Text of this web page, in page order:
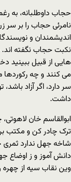
حجاب داوطلبانه، به
نامرئى حجاب را بر سر
اندیشمندان و
نکبت حجاب نگفته
هایى از قبیل ببینید
مى کنند و چه
سر دارد، اگر آزاد
داشت.
ابوالقاسم خان
ترک چادر کن و مکتب
شاخه جهل ندارد ثمری
دانش آموز و ز اوضاع
وین نقاب سیه از چهره